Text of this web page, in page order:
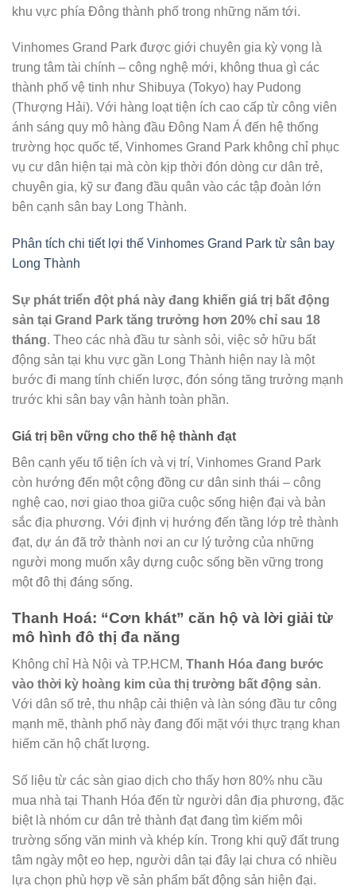
khu vực phía Đông thành phố trong những năm tới.
Vinhomes Grand Park được giới chuyên gia kỳ vọng là
trung tâm tài chính – công nghệ mới, không thua gì các
thành phố vệ tinh như Shibuya (Tokyo) hay Pudong
(Thượng Hải). Với hàng loạt tiện ích cao cấp từ công viên
ánh sáng quy mô hàng đầu Đông Nam Á đến hệ thống
trường học quốc tế, Vinhomes Grand Park không chỉ phục
vụ cư dân hiện tại mà còn kịp thời đón dòng cư dân trẻ,
chuyên gia, kỹ sư đang đầu quân vào các tập đoàn lớn
bên cạnh sân bay Long Thành.
Phân tích chi tiết lợi thế Vinhomes Grand Park từ sân bay
Long Thành
Sự phát triển đột phá này đang khiến giá trị bất động
sản tại Grand Park tăng trưởng hơn 20% chỉ sau 18
tháng. Theo các nhà đầu tư sành sỏi, việc sở hữu bất
động sản tại khu vực gần Long Thành hiện nay là một
bước đi mang tính chiến lược, đón sóng tăng trưởng mạnh
trước khi sân bay vận hành toàn phần.
Giá trị bền vững cho thế hệ thành đạt
Bên cạnh yếu tố tiện ích và vị trí, Vinhomes Grand Park
còn hướng đến một cộng đồng cư dân sinh thái – công
nghệ cao, nơi giao thoa giữa cuộc sống hiện đại và bản
sắc địa phương. Với định vị hướng đến tầng lớp trẻ thành
đạt, dự án đã trở thành nơi an cư lý tưởng của những
người mong muốn xây dựng cuộc sống bền vững trong
một đô thị đáng sống.
Thanh Hoá: “Cơn khát” căn hộ và lời giải từ
mô hình đô thị đa năng
Không chỉ Hà Nội và TP.HCM, Thanh Hóa đang bước
vào thời kỳ hoàng kim của thị trường bất động sản.
Với dân số trẻ, thu nhập cải thiện và làn sóng đầu tư công
mạnh mẽ, thành phố này đang đối mặt với thực trạng khan
hiếm căn hộ chất lượng.
Số liệu từ các sàn giao dịch cho thấy hơn 80% nhu cầu
mua nhà tại Thanh Hóa đến từ người dân địa phương, đặc
biệt là nhóm cư dân trẻ thành đạt đang tìm kiếm môi
trường sống văn minh và khép kín. Trong khi quỹ đất trung
tâm ngày một eo hẹp, người dân tại đây lại chưa có nhiều
lựa chọn phù hợp về sản phẩm bất động sản hiện đại.